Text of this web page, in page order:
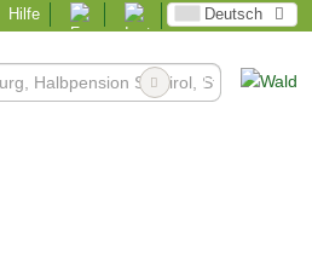
Hilfe Deutsch